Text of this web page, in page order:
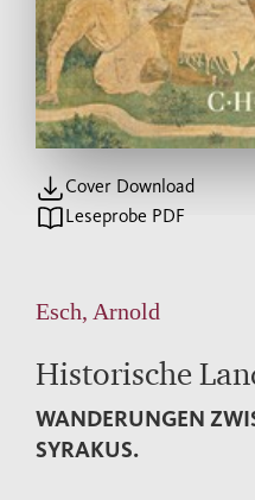
Cover Download
Leseprobe PDF
Esch, Arnold
Historische
WANDERUNGEN
SYRAKUS.